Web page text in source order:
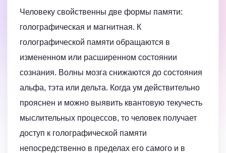
Человеку свойственны две формы памяти:
голографическая и магнитная. К
голографической памяти обращаются в
измененном или расширенном состоянии
сознания. Волны мозга снижаются до состояния
альфа, тэта или дельта. Когда ум действительно
прояснен и можно выявить квантовую текучесть
мыслительных процессов, то человек получает
доступ к голографической памяти
непосредственно в пределах его самого и в